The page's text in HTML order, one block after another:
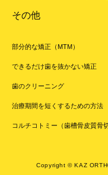
その他
部分的な矯正（MTM）
できるだけ歯を抜かない矯正
歯のクリーニング
治療期間を短くするための方法
コルチコトミー（歯槽骨皮質骨
Copyright © KAZ